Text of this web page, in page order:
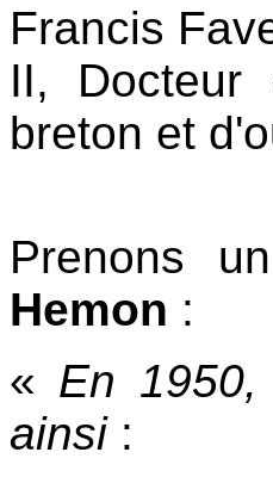
Francis
II, Docteur
breton et
Prenons
Hemon :
« En
ainsi: